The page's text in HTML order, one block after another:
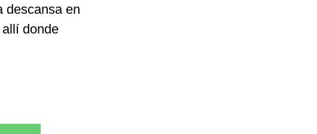
descansa en
donde